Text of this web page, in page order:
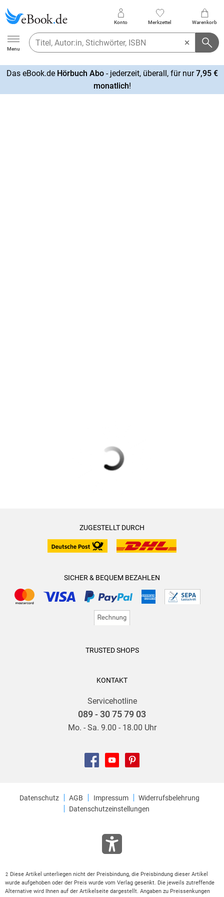
Ebook.de
Menu
Konto Merkzettel Warenkorb
Das eBook.de Hörbuch Abo- jederzeit, überall, für nur7,95 €
monatlich!
ZUGESTELLT DURCH
SICHER & BEQUEM BEZAHLEN
TRUSTED SHOPS
KONTAKT
Servicehotline
089 - 30 75 79 03
Mo. - Sa. 9.00 - 18.00 Uhr
Datenschutz AGB Impressum
Widerrufsbelehrung
Datenschutzeinstellungen
2 Diese Artikel unterliegen nicht der Preisbindung, die Preisbindung dieser Artikel
wurde aufgehoben oder der Preis wurde vom Verlag gesenkt. Die jeweils zutreffende
Alternative wird Ihnen auf der Artikelseite dargestellt. Angaben zu Preissenkungen